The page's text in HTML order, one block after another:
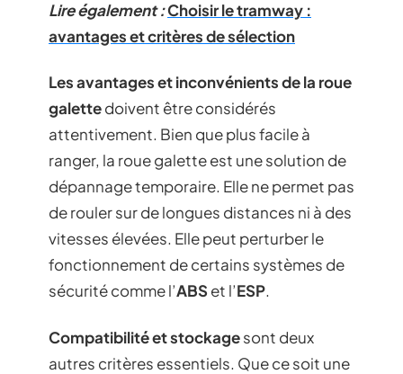
Lire également :Choisir le tramway :
avantages et critères de sélection
Les avantages et inconvénients de la roue
galettedoivent être considérés
attentivement. Bien que plus facile à
ranger, la roue galette est une solution de
dépannage temporaire. Elle ne permet pas
de rouler sur de longues distances ni à des
vitesses élevées. Elle peut perturber le
fonctionnement de certains systèmes de
sécurité comme l’ABSet l’ESP.
Compatibilité et stockagesont deux
autres critères essentiels. Que ce soit une